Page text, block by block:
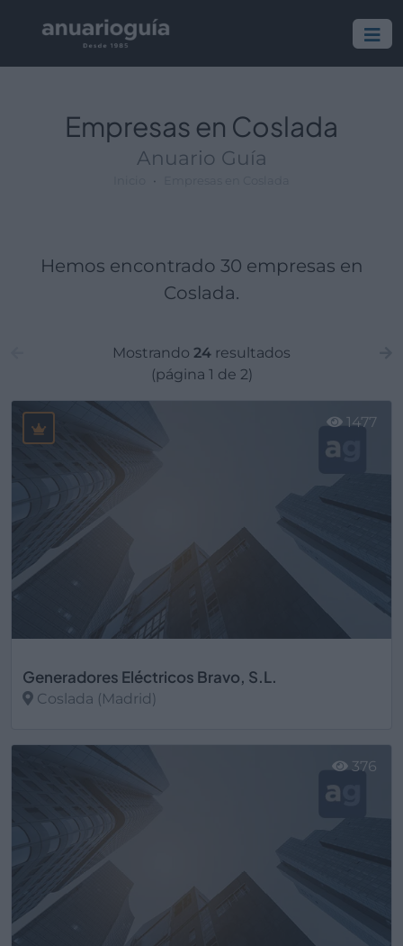
Empresas en Coslada
Anuario Guía
Hemos encontrado 30 empresas en
Coslada.
Mostrando 24 resultados
(página 1 de 2)
Generadores Eléctricos Bravo, S.L.
Coslada (Madrid)
1477
376
Empresa:
Actividad:
Lugar: